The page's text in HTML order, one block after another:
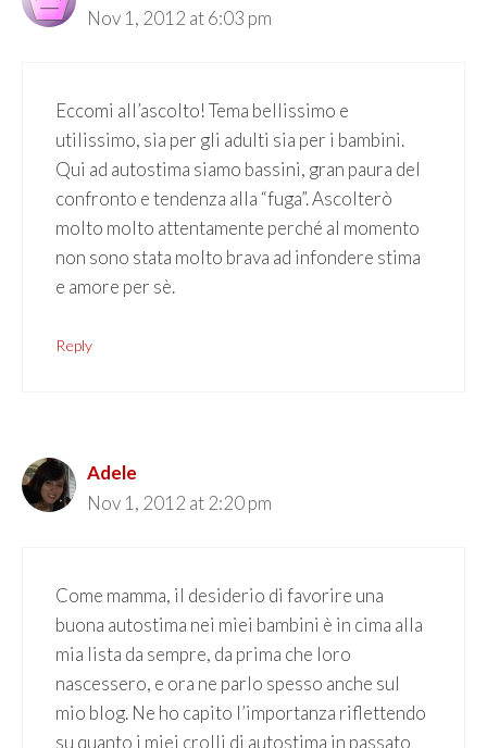
Nov 1, 2012 at 6:03 pm
Eccomi all’ascolto! Tema bellissimo e
utilissimo, sia per gli adulti sia per i bambini.
Qui ad autostima siamo bassini, gran paura del
confronto e tendenza alla “fuga”. Ascolterò
molto molto attentamente perché al momento
non sono stata molto brava ad infondere stima
e amore per sè.
Reply
Adele
Nov 1, 2012 at 2:20 pm
Come mamma, il desiderio di favorire una
buona autostima nei miei bambini è in cima alla
mia lista da sempre, da prima che loro
nascessero, e ora ne parlo spesso anche sul
mio blog. Ne ho capito l’importanza riflettendo
su quanto i miei crolli di autostima in passato